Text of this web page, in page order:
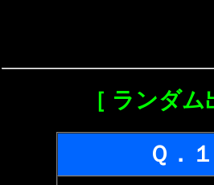
［ ランダム
Ｑ．１